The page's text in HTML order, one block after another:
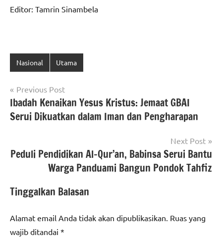
Editor: Tamrin Sinambela
Nasional Utama
Navigasi
pos
Previous Post
Ibadah Kenaikan Yesus Kristus: Jemaat GBAI
Serui Dikuatkan dalam Iman dan Pengharapan
Next Post
Peduli Pendidikan Al-Qur’an, Babinsa Serui Bantu
Warga Panduami Bangun Pondok Tahfiz
Tinggalkan Balasan
Alamat email Anda tidak akan dipublikasikan. Ruas yang
wajib ditandai *